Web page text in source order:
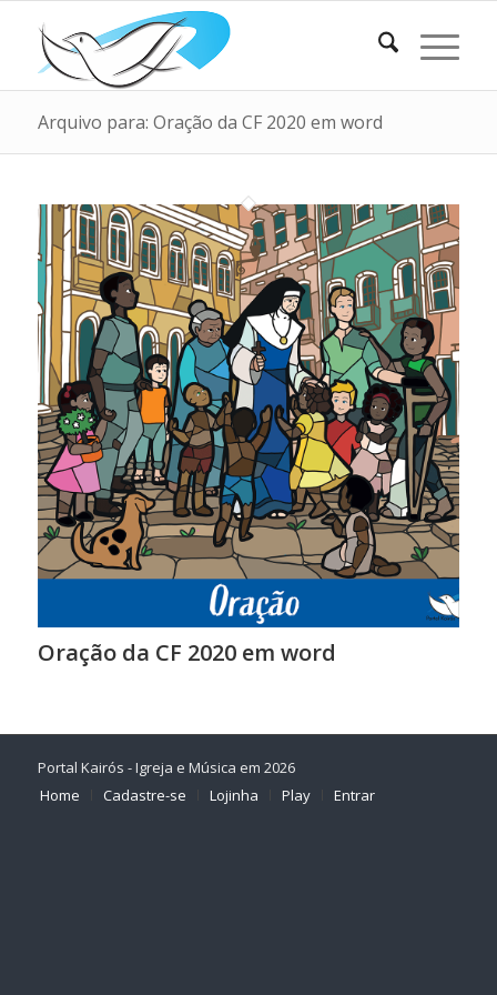
Arquivo para: Oração da CF 2020 em word
Oração da CF 2020 em word
Portal Kairós - Igreja e Música em 2026
Home
Cadastre-se Lojinha Play Entrar